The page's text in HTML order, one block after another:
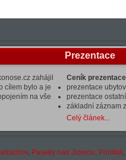
zahájil
cílem bylo a je
na vše
Prezentace
Ceník
prezentace
prezentace
základní záznam
Celý článek...
, Paseky nad Jizerou, Poniklá,